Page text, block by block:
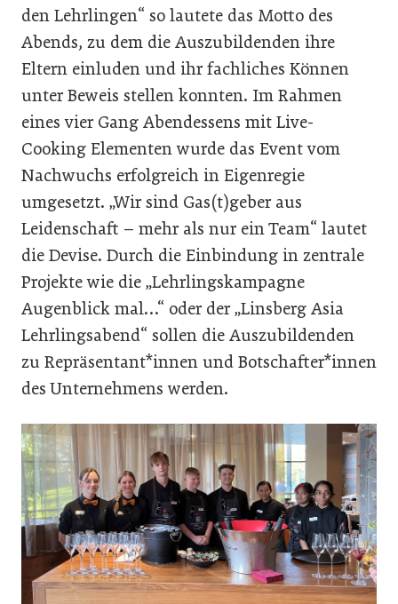
den Lehrlingen“ so lautete das Motto des
Abends, zu dem die Auszubildenden ihre
Eltern einluden und ihr fachliches Können
unter Beweis stellen konnten. Im Rahmen
eines vier Gang Abendessens mit Live-
Cooking Elementen wurde das Event vom
Nachwuchs erfolgreich in Eigenregie
umgesetzt. „Wir sind Gas(t)geber aus
Leidenschaft – mehr als nur ein Team“ lautet
die Devise. Durch die Einbindung in zentrale
Projekte wie die „Lehrlingskampagne
Augenblick mal…“ oder der „Linsberg Asia
Lehrlingsabend“ sollen die Auszubildenden
zu Repräsentant*innen und Botschafter*innen
des Unternehmens werden.